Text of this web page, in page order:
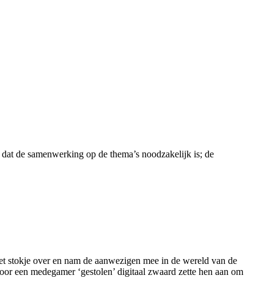
de samenwerking op de thema’s noodzakelijk is; de
over en nam de aanwezigen mee in de wereld van de
medegamer ‘gestolen’ digitaal zwaard zette hen aan om